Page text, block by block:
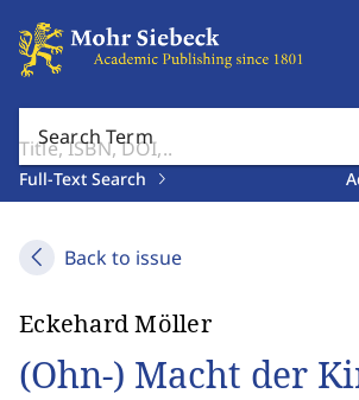
Search Term
Full-Text Search
Back to issue
Eckehard Möller
(Ohn-) Macht der